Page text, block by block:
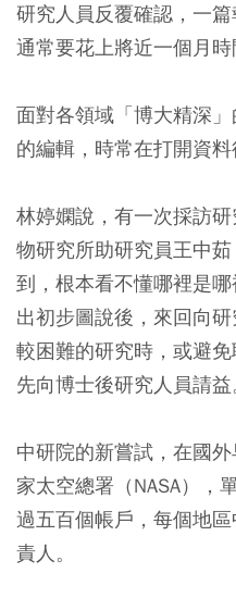
研究人員反覆確認，一
通常要花上將近一個月時
面對各領域「博大精深
的編輯，時常在打開資料
林婷嫻說，有一次採訪
物研究所助研究員王中
到，根本看不懂哪裡是
出初步圖說後，來回向
較困難的研究時，或避
先向博士後研究人員請益
中研院的新嘗試，在國
家太空總署（NASA），
過五百個帳戶，每個地
責人。